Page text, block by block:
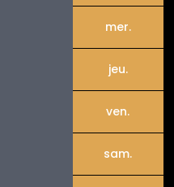
mer.
jeu.
ven.
sam.